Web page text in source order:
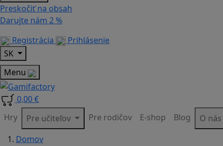
Preskočiť na obsah
Darujte nám 2 %
Registrácia
Prihlásenie
SK
Menu
0,00 €
Hry
Pre učiteľov Pre rodičov E-shop Blog
O nás
Domov